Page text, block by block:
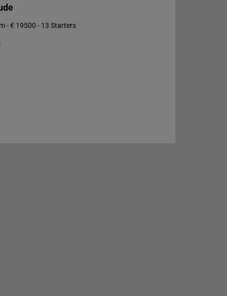
- € 19500 - 13 Starters